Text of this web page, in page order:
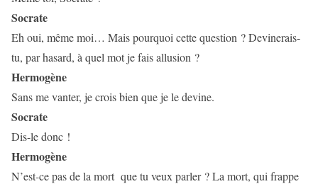
Socrate
Eh oui, même moi… Mais pourquoi cette question ? Devinerais-
tu, par hasard, à quel mot je fais allusion ?
Hermogène
Sans me vanter, je crois bien que je le devine.
Socrate
Dis-le donc !
Hermogène
N’est-ce pas de la mort que tu veux parler ? La mort, qui frappe